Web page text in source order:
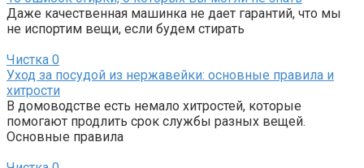
Даже качественная машинка не дает гарантий, что мы
не испортим вещи, если будем стирать
Чистка 0
Уход за посудой из нержавейки: основные правила и
хитрости
В домоводстве есть немало хитростей, которые
помогают продлить срок службы разных вещей.
Основные правила